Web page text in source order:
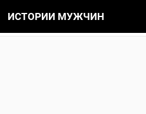
ИСТОРИИ МУЖЧИН